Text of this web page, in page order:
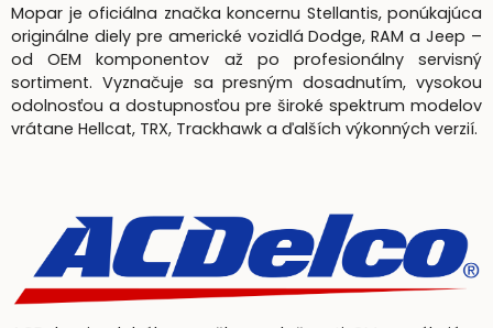
Mopar je oficiálna značka koncernu Stellantis, ponúkajúca
originálne diely pre americké vozidlá Dodge, RAM a Jeep –
od OEM komponentov až po profesionálny servisný
sortiment. Vyznačuje sa presným dosadnutím, vysokou
odolnosťou a dostupnosťou pre široké spektrum modelov
vrátane Hellcat, TRX, Trackhawk a ďalších výkonných verzií.